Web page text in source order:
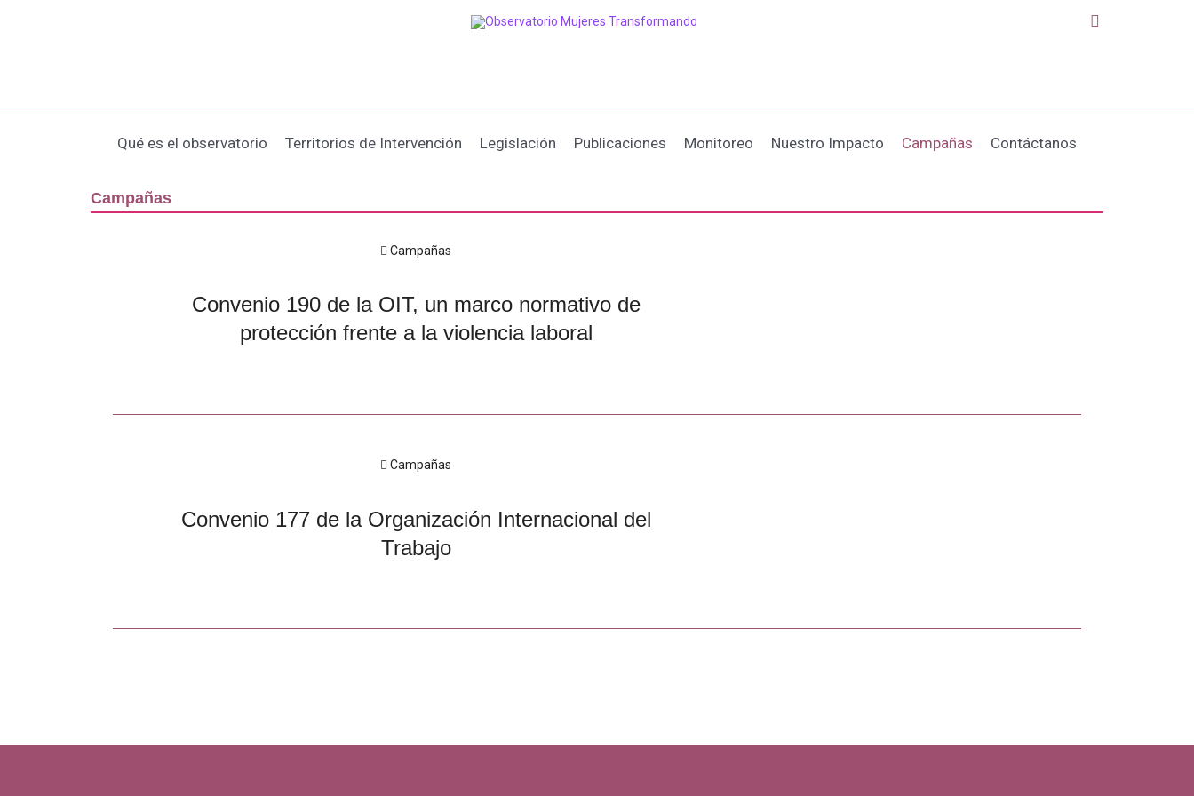
Buscar
Qué es el observatorio Territorios de Intervención Legislación Publicaciones Monitoreo Nuestro Impacto Campañas Contáctanos
Campañas
Campañas
Convenio 190 de la OIT, un marco normativo de
protección frente a la violencia laboral
Campañas
Convenio 177 de la Organización Internacional del
Trabajo